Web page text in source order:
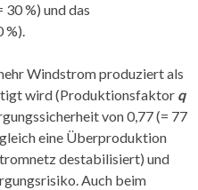
%) und das
%).
Windstrom produziert als
wird (Produktionsfaktor q
von 0,77 (= 77
eine Überproduktion
destabilisiert) und
Auch beim